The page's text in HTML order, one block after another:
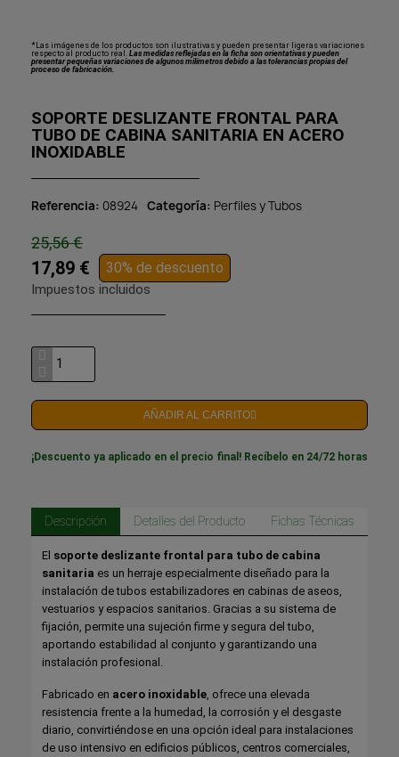
*Las imágenes de los productos son ilustrativas y pueden presentar ligeras variaciones
respecto al producto real. Las medidas reflejadas en la ficha son orientativas y pueden
presentar pequeñas variaciones de algunos milímetros debido a las tolerancias propias del
proceso de fabricación.
SOPORTE DESLIZANTE FRONTAL PARA
TUBO DE CABINA SANITARIA EN ACERO
INOXIDABLE
Referencia 08924 Categoría Perfiles y Tubos
25,56 €
17,89 € 30% de descuento
Impuestos incluidos
AÑADIR AL CARRITO
¡Descuento ya aplicado en el precio final! Recíbelo en 24/72 horas
Descripción Detalles del Producto Fichas Técnicas
El soporte deslizante frontal para tubo de cabina
sanitaria es un herraje especialmente diseñado para la
instalación de tubos estabilizadores en cabinas de aseos,
vestuarios y espacios sanitarios. Gracias a su sistema de
fijación, permite una sujeción firme y segura del tubo,
aportando estabilidad al conjunto y garantizando una
instalación profesional.
Fabricado en acero inoxidable , ofrece una elevada
resistencia frente a la humedad, la corrosión y el desgaste
diario, convirtiéndose en una opción ideal para instalaciones
de uso intensivo en edificios públicos, centros comerciales,